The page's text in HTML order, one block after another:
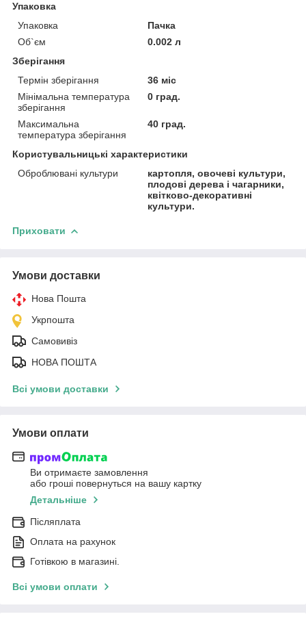
Упаковка
Упаковка
Пачка
Об`єм
0.002 л
Зберігання
Термін зберігання
36 міс
Мінімальна температура
зберігання
0 град.
Максимальна
температура зберігання
40 град.
Користувальницькі характеристики
Оброблювані культури
картопля, овочеві культури,
плодові дерева і чагарники,
квітково-декоративні
культури.
Приховати
Умови доставки
Нова Пошта
Укрпошта
Самовивіз
НОВА ПОШТА
Всі умови доставки
Умови оплати
Ви отримаєте замовлення
або гроші повернуться на вашу картку
Детальніше
Післяплата
Оплата на рахунок
Готівкою в магазині.
Всі умови оплати